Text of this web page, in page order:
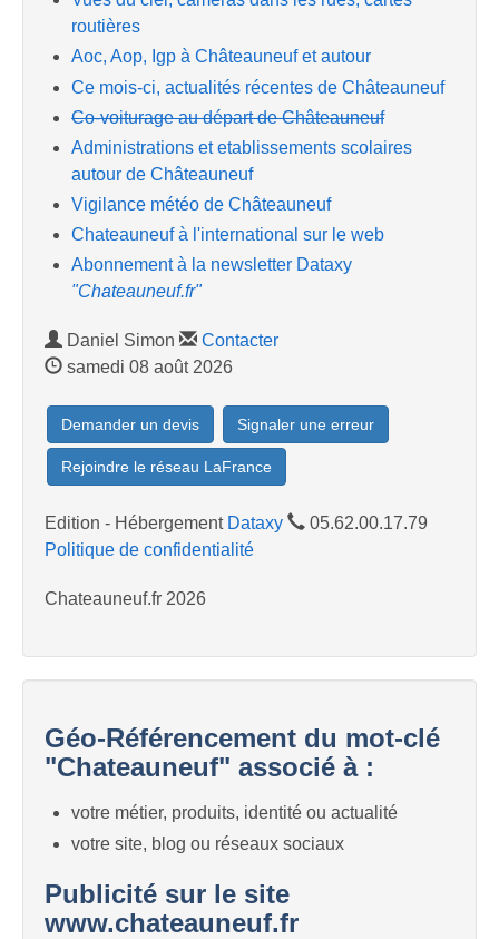
routières
Aoc, Aop, Igp à Châteauneuf et autour
Ce mois-ci, actualités récentes de Châteauneuf
Co-voiturage au départ de Châteauneuf
Administrations et etablissements scolaires
autour de Châteauneuf
Vigilance météo de Châteauneuf
Chateauneuf à l'international sur le web
Abonnement à la newsletter Dataxy
"Chateauneuf.fr"
Daniel Simon
Contacter
samedi 08 août 2026
Demander un devis Signaler une erreur
Rejoindre le réseau LaFrance
Edition - Hébergement Dataxy
05.62.00.17.79
Politique de confidentialité
Chateauneuf.fr 2026
Géo-Référencement du mot-clé
"Chateauneuf" associé à :
votre métier, produits, identité ou actualité
votre site, blog ou réseaux sociaux
Publicité sur le site
www.chateauneuf.fr